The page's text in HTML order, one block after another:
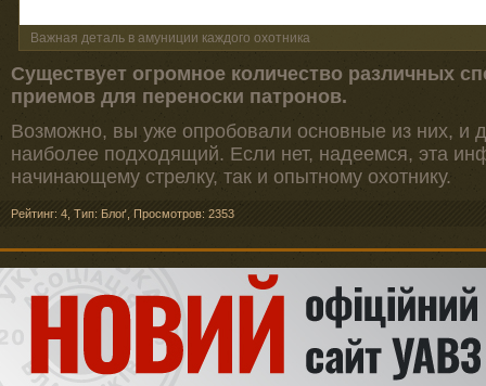
Важная деталь в амуниции каждого охотника
Существует огромное количество различных
приемов для переноски патронов.
Возможно, вы уже опробовали основные из них, и
наиболее подходящий. Если нет, надеемся, эта
начинающему стрелку, так и опытному охотнику.
Рейтинг: 4 Тип: Блоґ Просмотров: 2353